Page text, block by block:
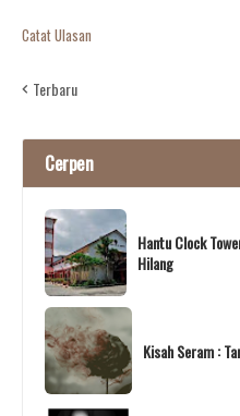
Catat Ulasan
Terbaru
Cerpen
Hantu Clock
Hilang
Kisah Seram :